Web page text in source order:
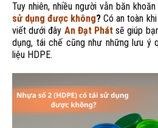
Tuy nhiên, nhiều người vẫn băn khoăn
sử dụng được không? Có an toàn
viết dưới đây An Đạt Phát sẽ giúp
dụng, tái chế cũng như những lưu ý
liệu HDPE.